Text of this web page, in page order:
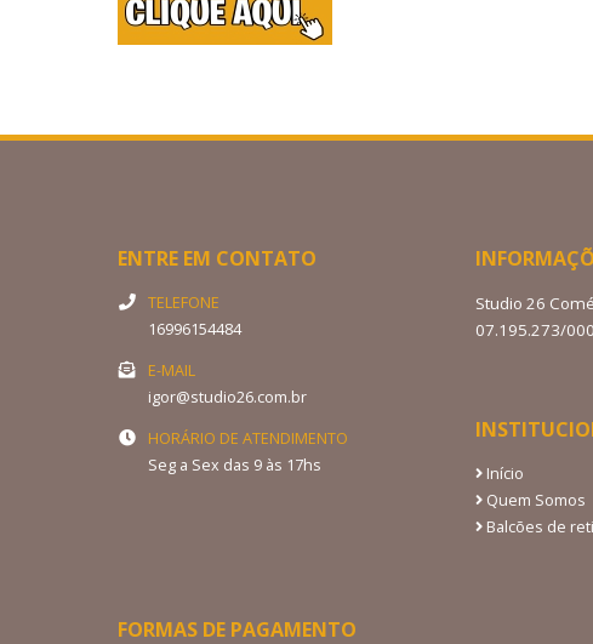
ENTRE EM CONTATO
TELEFONE
16996154484
E-MAIL
igor@studio26.com.br
HORÁRIO DE ATENDIMENTO
Seg a Sex das 9 às 17hs
Studio 26
07.195.273/
Início
Quem Somos
Balcões de
FORMAS DE PAGAMENTO